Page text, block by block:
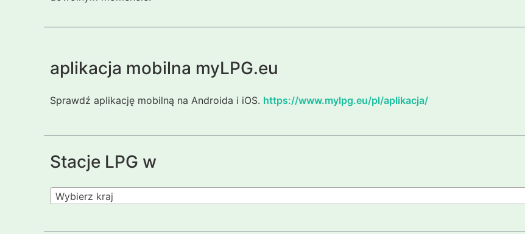
aplikacja mobilna myLPG.eu
Sprawdź aplikację mobilną na Androida i iOS. https://www.mylpg.eu/pl/aplikacja/
Stacje LPG w
Wybierz kraj